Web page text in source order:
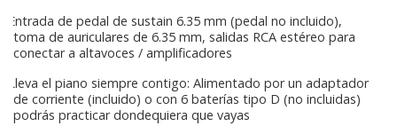
Entrada de pedal de sustain 6.35 mm (pedal no incluido),
toma de auriculares de 6.35 mm, salidas RCA estéreo para
conectar a altavoces / amplificadores
Lleva el piano siempre contigo: Alimentado por un adaptador
de corriente (incluido) o con 6 baterías tipo D (no incluidas)
podrás practicar dondequiera que vayas